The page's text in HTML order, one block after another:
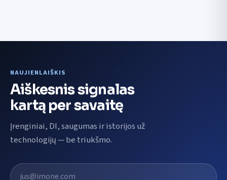
NAUJIENLAIŠKIS
Aiškesnis signalas
kartą per savaitę
Įrenginiai, DI, saugumas ir istorijos už
technologijų — be triukšmo.
El. pašto adresas